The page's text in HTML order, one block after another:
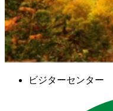
ビジターセンター